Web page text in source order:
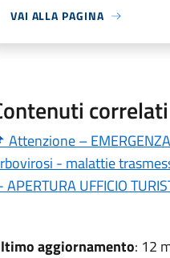
VAI ALLA PAGINA
correlati
Attenzione –
- malattie
APERTURA UFFICIO
aggiornamento: 12